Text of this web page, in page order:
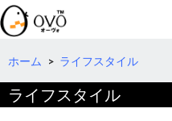
検
索
コ
テ
ツ
へ
ホーム > ライフスタイル
ライフスタイル